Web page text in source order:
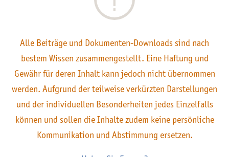
Alle Beiträge und Dokumenten-Downloads sind nach
bestem Wissen zusammengestellt. Eine Haftung und
Gewähr für deren Inhalt kann jedoch nicht übernommen
werden. Aufgrund der teilweise verkürzten Darstellungen
und der individuellen Besonderheiten jedes Einzelfalls
können und sollen die Inhalte zudem keine persönliche
Kommunikation und Abstimmung ersetzen.